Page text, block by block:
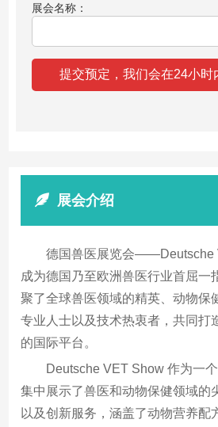
展会名称：
展会介绍
德国兽医展览会——Deutsche
成为德国乃至欧洲兽医行业首屈一
聚了全球兽医领域的精英、动物保
专业人士以及技术热衷者，共同打
的国际平台。
Deutsche VET Show 作为一
集中展示了兽医和动物保健领域的
以及创新服务，涵盖了动物营养配